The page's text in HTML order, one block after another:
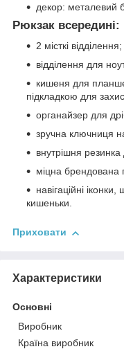
декор: металевий
Рюкзак всередині:
2 місткі відділення;
відділення для
кишеня для
підкладкою для
органайзер для
зручна ключниця
внутрішня
міцна брендована
навігаційні
кишеньки.
Приховати
Характеристики
Основні
Виробник
Країна виробник